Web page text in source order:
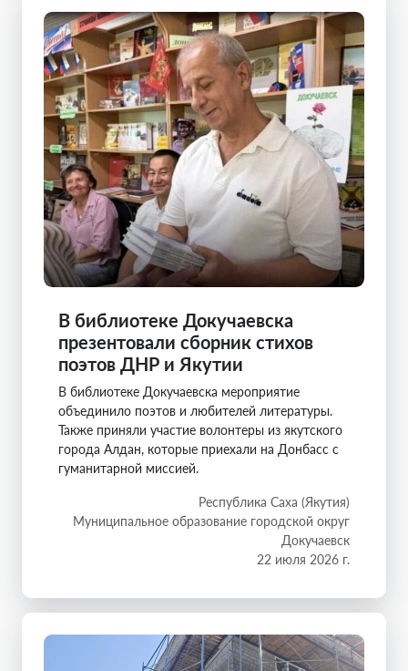
В библиотеке Докучаевска
презентовали сборник стихов
поэтов ДНР и Якутии
В библиотеке Докучаевска мероприятие
объединило поэтов и любителей литературы.
Также приняли участие волонтеры из якутского
города Алдан, которые приехали на Донбасс с
гуманитарной миссией.
Республика Саха (Якутия)
Муниципальное образование городской округ
Докучаевск
22 июля 2026 г.